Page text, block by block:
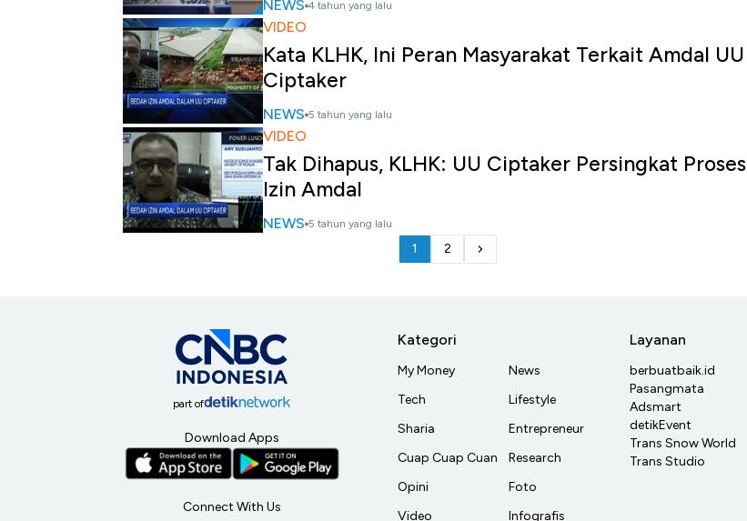
NEWS 4 tahun yang lalu
VIDEO
Kata KLHK, Ini Peran Masyarakat Terkait Amdal UU
Ciptaker
NEWS 5 tahun yang lalu
VIDEO
Tak Dihapus, KLHK: UU Ciptaker Persingkat Proses
Izin Amdal
NEWS 5 tahun yang lalu
1 2
part of
Download Apps
Connect With Us
Kategori
My Money
Tech
Sharia
Cuap Cuap Cuan
Opini
Video
News
Lifestyle
Entrepreneur
Research
Foto
Infografis
Layanan
berbuatbaik.id
Pasangmata
Adsmart
detikEvent
Trans Snow World
Trans Studio